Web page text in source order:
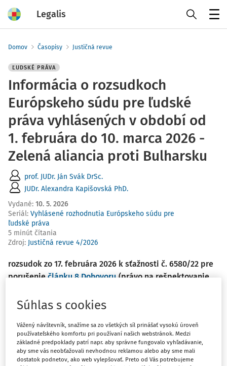
Legalis
Domov Časopisy Justičná revue
ĽUDSKÉ PRÁVA
Informácia o rozsudkoch
Európskeho súdu pre ľudské
práva vyhlásených v období od
1. februára do 10. marca 2026 -
Zelená aliancia proti Bulharsku
prof. JUDr. Ján Svák DrSc.
JUDr. Alexandra Kapišovská PhD.
Vydané: 10. 5. 2026
Seriál: Vyhlásené rozhodnutia Európskeho súdu pre
ľudské práva
5 minút čítania
Zdroj: Justičná revue 4/2026
rozsudok zo 17. februára 2026 k sťažnosti č. 6580/22 pre
porušenie článku 8 Dohovoru (právo na rešpektovanie
záruk pri využívaní informátorov
Sťažovateľom je združenie Zelená aliancia, založené v
roku 2006 so sídlom v meste Kostenety v Bulharsku. Jeho
cieľom v zmysle stanov združenia je ochrana životného
prostredia a otázky s ňou spojené.
Súhlas s cookies
Vážený návštevník, snažíme sa zo všetkých síl prinášať vysokú úroveň
používateľského komfortu pri používaní našich webstránok. Medzi
základné predpoklady patrí napr. aby správne fungovalo vyhľadávanie,
aby sme vás neobťažovali nevhodnou reklamou alebo aby sme mali
dostatok podnetov, ako web vylepšovať. Preto od Vás potrebujeme